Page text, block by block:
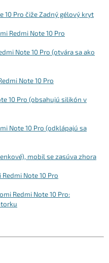
10 Pro čiže Zadný gélový kryt
Redmi Note 10 Pro
Note 10 Pro (otvára sa ako
Note 10 Pro
10 Pro (obsahujú silikón v
Note 10 Pro (odklápajú sa
mobil se zasúva zhora
Note 10 Pro
Redmi Note 10 Pro: